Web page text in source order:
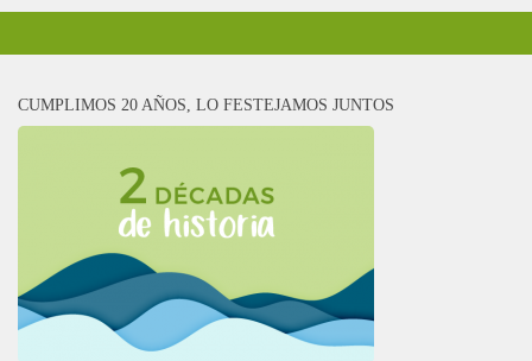
CUMPLIMOS 20 AÑOS, LO FESTEJAMOS JUNTOS